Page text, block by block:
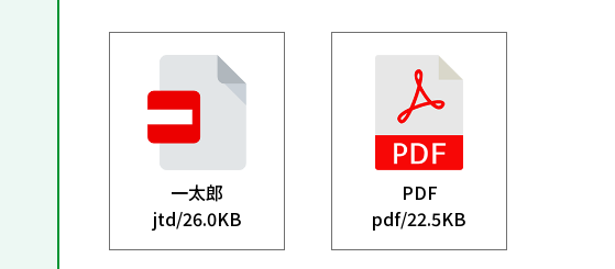
一太郎
jtd/26.0KB
PDF
pdf/22.5KB